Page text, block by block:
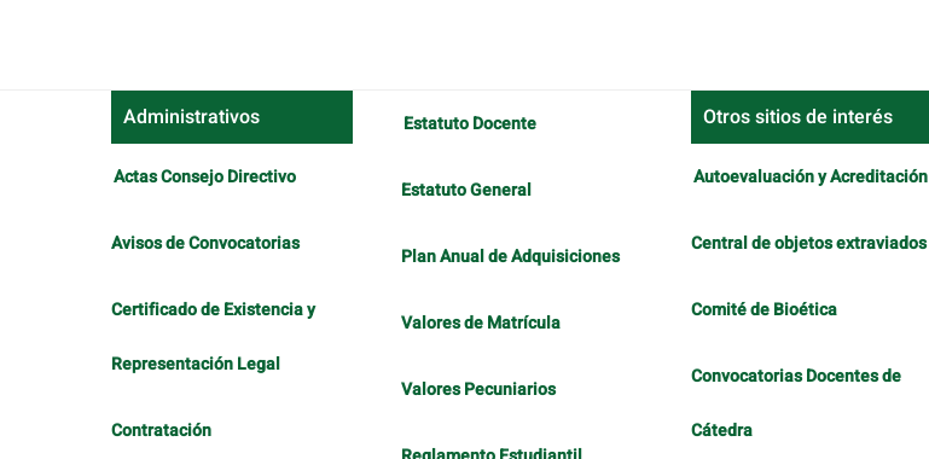
Administrativos
Actas Consejo Directivo
Avisos de Convocatorias
Certificado de Existencia y
Representación Legal
Contratación
Estatuto Docente
Estatuto General
Plan Anual de Adquisiciones
Valores de Matrícula
Valores Pecuniarios
Otros sitios de interés
Autoevaluación y Acreditación
Central de objetos extraviados
Comité de Bioética
Convocatorias Docentes de
Cátedra